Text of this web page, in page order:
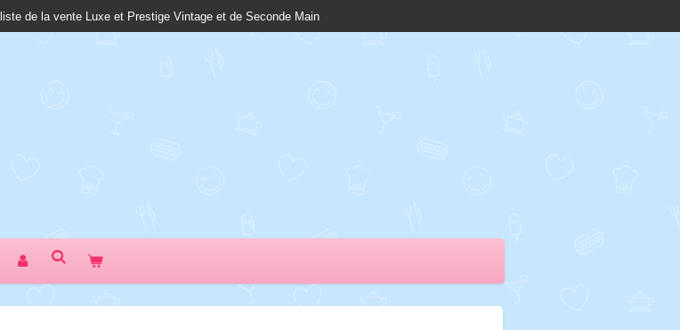
de la vente Luxe et Prestige Vintage et de Seconde Main